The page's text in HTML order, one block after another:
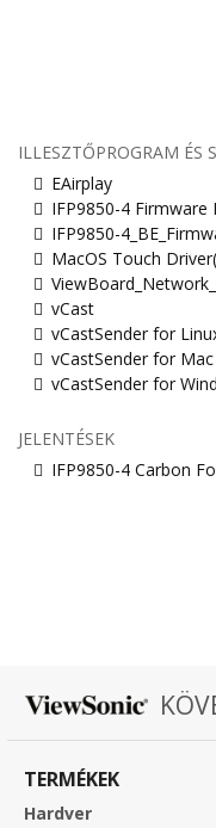
ILLESZTŐPROGRAM ÉS
EAirplay
IFP9850-4 Firmware
IFP9850-
MacOS Touch
vCast
vCastSender for
vCastSender for Mac
vCastSender for
JELENTÉSEK
IFP9850-4 Carbon
TERMÉKEK
Hardver